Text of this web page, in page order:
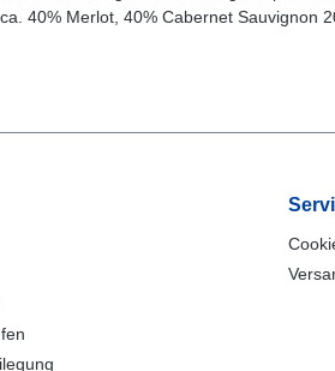
40% Merlot, 40% Cabernet